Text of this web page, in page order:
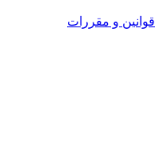
قوانین و مقررات